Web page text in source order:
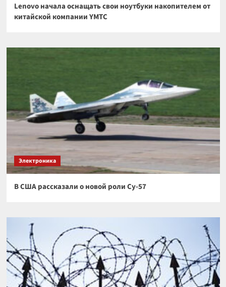
Lenovo начала оснащать свои ноутбуки накопителем от
китайской компании YMTC
Электроника
В США рассказали о новой роли Су-57